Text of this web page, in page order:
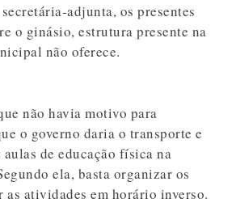
adjunta, os presentes
o ginásio, estrutura presente na
não oferece.
não havia motivo para
o governo daria o transporte e
de educação física na
ela, basta organizar os
atividades em horário inverso.